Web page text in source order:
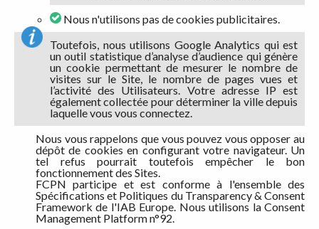
Nous n'utilisons pas de cookies publicitaires.
Toutefois, nous utilisons Google Analytics qui est
un outil statistique d’analyse d’audience qui génère
un cookie permettant de mesurer le nombre de
visites sur le Site, le nombre de pages vues et
l’activité des Utilisateurs. Votre adresse IP est
également collectée pour déterminer la ville depuis
laquelle vous vous connectez.
Nous vous rappelons que vous pouvez vous opposer au
dépôt de cookies en configurant votre navigateur. Un
tel refus pourrait toutefois empêcher le bon
fonctionnement des Sites.
FCPN participe et est conforme à l'ensemble des
Spécifications et Politiques du Transparency & Consent
Framework de l'IAB Europe. Nous utilisons la Consent
Management Platform n°92.